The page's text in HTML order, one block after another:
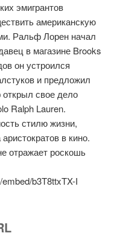
эмигрантов
американскую
Ральф Лорен начал
в магазине Brooks
он устроился
и предложил
свое дело
Ralph Lauren.
стилю жизни,
в кино.
отражает роскошь
b3T8ttxTX-I